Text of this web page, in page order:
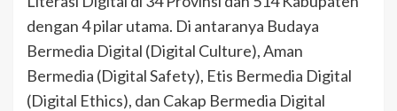
dengan 4 pilar utama. Di antaranya Budaya
Bermedia Digital (Digital Culture), Aman
Bermedia (Digital Safety), Etis Bermedia Digital
(Digital Ethics), dan Cakap Bermedia Digital